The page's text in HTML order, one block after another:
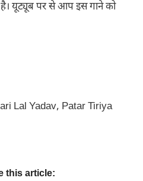
है। यूट्यूब पर से आप इस गाने को
Lal Yadav, Patar Tiriya
this article: